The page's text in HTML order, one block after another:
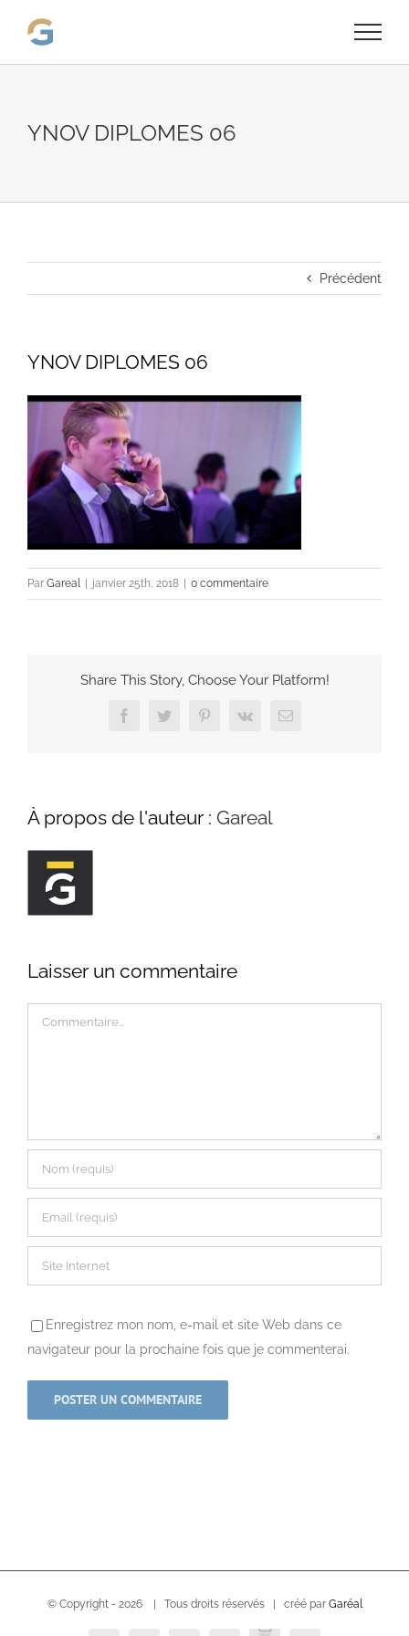
YNOV DIPLOMES 06
Précédent
YNOV DIPLOMES 06
Par Gareal janvier 25th, 2018 0 commentaire
Share This Story, Choose Your Platform!
FacebookTwitterPinterest
Vk Email
À propos de l'auteur : Gareal
Laisser un commentaire
Enregistrez mon nom, e-mail et site Web dans ce
navigateur pour la prochaine fois que je commenterai.
© Copyright - 2026 | Tous droits réservés | créé par Garéal